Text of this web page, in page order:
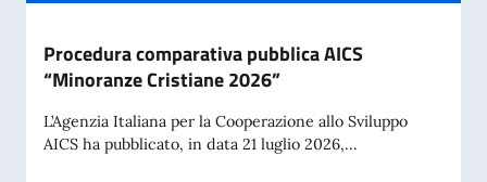
Procedura comparativa pubblica AICS
“Minoranze Cristiane 2026”
L’Agenzia Italiana per la Cooperazione allo Sviluppo
AICS ha pubblicato, in data 21 luglio 2026,...